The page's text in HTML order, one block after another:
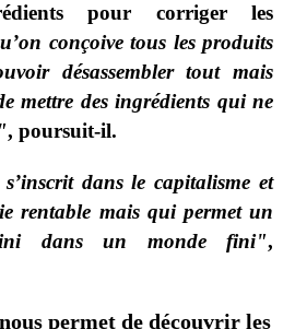
pour corriger les
conçoive tous les produits
désassembler tout mais
mettre des ingrédients qui ne
, poursuit-il.
s’inscrit dans le capitalisme et
rentable mais qui permet un
dans un monde fini",